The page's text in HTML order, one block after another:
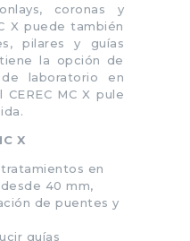
coronas y
X puede también
pilares y guías
la opción de
laboratorio en
MC X pule
X
en
40 mm,
de puentes y
guías